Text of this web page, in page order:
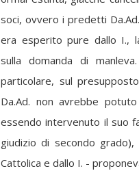
soci, ovvero i predetti
era esperito pure dallo I.,
sulla domanda di
particolare, sul
Da.Ad. non avrebbe
essendo intervenuto il suo
giudizio di secondo
Cattolica e dallo I. -